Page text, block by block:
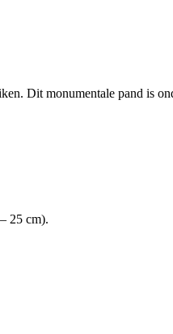
Dit monumentale pand is
25 cm).